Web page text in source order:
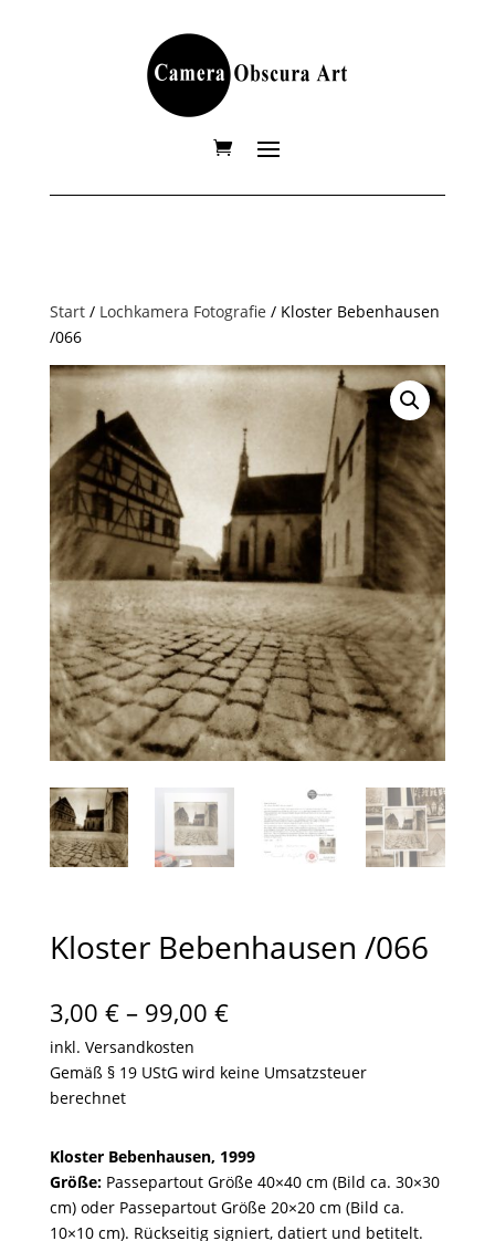
Start/ Lochkamera Fotografie / Kloster Bebenhausen
/066
Kloster Bebenhausen /066
3,00 € – 99,00 €Preisspanne:
bis
99,00 €
inkl. Versandkosten
Gemäß § 19 UStG wird keine Umsatzsteuer
berechnet
Kloster Bebenhausen, 1999
Größe:Passepartout Größe 40×40 cm (Bild ca. 30×30
cm) oder Passepartout Größe 20×20 cm (Bild ca.
10×10 cm). Rückseitig signiert, datiert und betitelt.